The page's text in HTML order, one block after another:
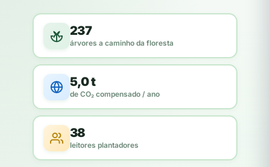
237
árvores a caminho da floresta
5,0 t
de CO₂ compensado / ano
38
leitores plantadores